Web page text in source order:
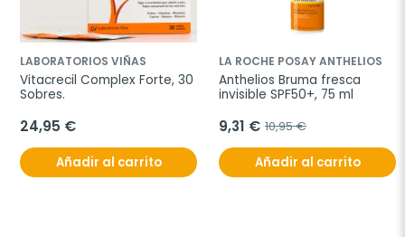
LABORATORIOS VIÑAS
Vitacrecil Complex Forte, 30
Sobres.
24,95 €
Añadir al carrito
LA ROCHE POSAY ANTHELIOS
Anthelios Bruma fresca
invisible SPF50+, 75 ml
9,31 € 10,95 €
Añadir al carrito